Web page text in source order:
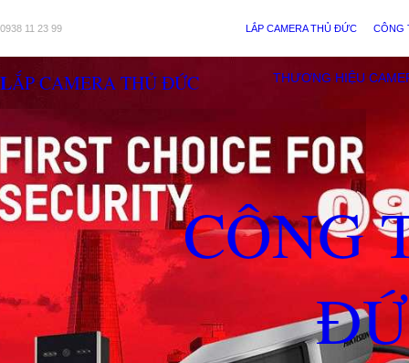
0938 11 23 99 LẮP CAMERA THỦ ĐỨC CÔNG
LẮP CAMERA THỦ ĐỨC THƯƠNG HIỆU
CÔNG